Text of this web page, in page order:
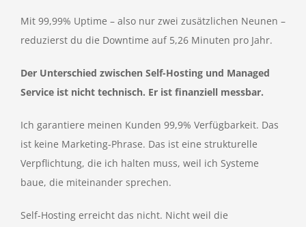
Mit 99,99% Uptime – also nur zwei zusätzlichen Neunen –
reduzierst du die Downtime auf 5,26 Minuten pro Jahr.
Der Unterschied zwischen Self-Hosting und Managed
Service ist nicht technisch. Er ist finanziell messbar.
Ich garantiere meinen Kunden 99,9% Verfügbarkeit. Das
ist keine Marketing-Phrase. Das ist eine strukturelle
Verpflichtung, die ich halten muss, weil ich Systeme
baue, die miteinander sprechen.
Self-Hosting erreicht das nicht. Nicht weil die